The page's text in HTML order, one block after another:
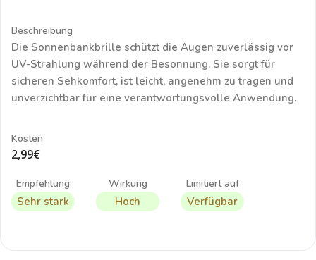
Beschreibung
Die Sonnenbankbrille schützt die Augen zuverlässig vor
UV-Strahlung während der Besonnung. Sie sorgt für
sicheren Sehkomfort, ist leicht, angenehm zu tragen und
unverzichtbar für eine verantwortungsvolle Anwendung.
Kosten
2,99€
Empfehlung
Sehr stark
Wirkung
Hoch
Limitiert auf
Verfügbar